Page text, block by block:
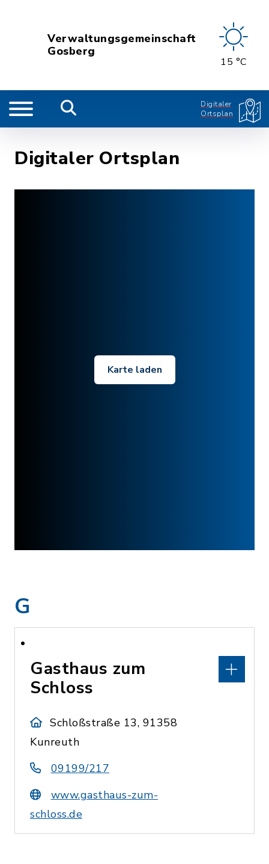
Verwaltungsgemeinschaft
Gosberg
15 °C
Digitaler
Ortsplan
Digitaler Ortsplan
Karte laden
G
Gasthaus zum
Schloss
Schloßstraße 13, 91358
Kunreuth
09199/217
www.gasthaus-zum-
schloss.de